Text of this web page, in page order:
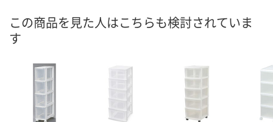
お届け日
数量
カゴへ カゴへ カ
この商品を見た人はこちらも検討されていま
す